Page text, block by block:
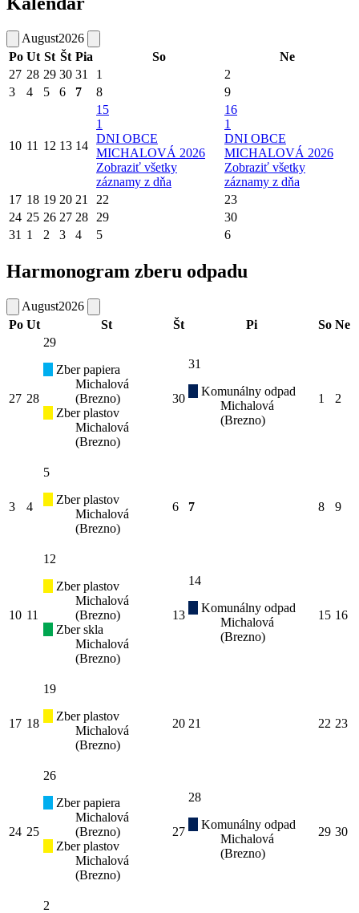
August2026
Po Ut St Št Pia So
Ne
27 28 29 30 31 1
2
3
4 5 6 7 8 9
10 11 12 13 14
15
1
DNI OBCE
MICHALOVÁ 2026
Zobraziť všetky
záznamy z dňa
16
1
DNI OBCE
MICHALOVÁ 2026
Zobraziť všetky
záznamy z dňa
17 18 19 20 21 22
23
24 25 26 27 28 29
30
31 1 2 3 4 5 6
Harmonogram zberu odpadu
August2026
Po Ut St Št Pi So Ne
27 28
29
Zber papiera
Michalová
(Brezno)
Zber plastov
Michalová
(Brezno)
30
31
Komunálny odpad
Michalová
(Brezno)
1 2
3 4
5
Zber plastov
Michalová
(Brezno)
6 7 8 9
10 11
12
Zber plastov
Michalová
(Brezno)
Zber skla
Michalová
(Brezno)
13
14
Komunálny odpad
Michalová
(Brezno)
15 16
17 18
19
Zber plastov
Michalová
(Brezno)
20 21 22 23
24 25
26
Zber papiera
Michalová
(Brezno)
Zber plastov
Michalová
(Brezno)
27
28
Komunálny odpad
Michalová
(Brezno)
29 30
2